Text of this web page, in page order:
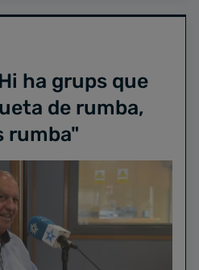
ha grups que
de rumba,
rumba"